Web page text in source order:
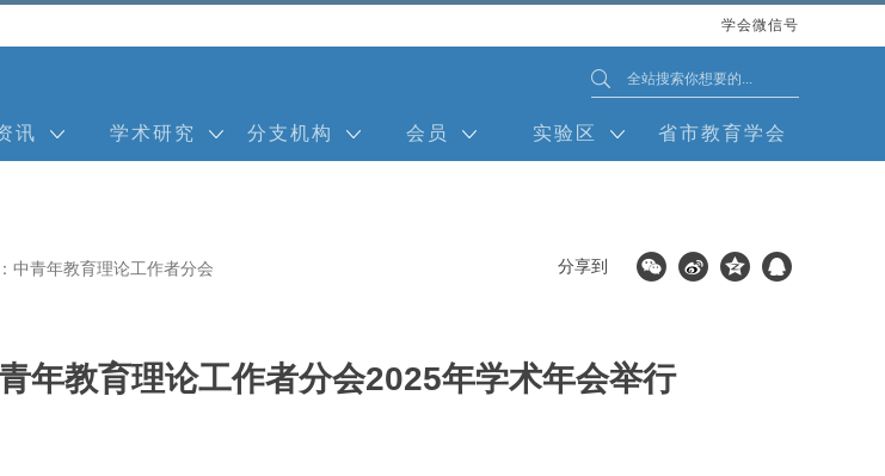
学会微信号
讯 学术研究 分支机构 会员 实验区 省市教育学会
分享到
中青年教育理论工作者分会
年教育理论工作者分会2025年学术年会举行